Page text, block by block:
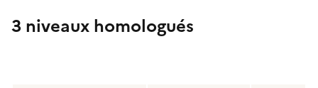
3 niveaux homologués